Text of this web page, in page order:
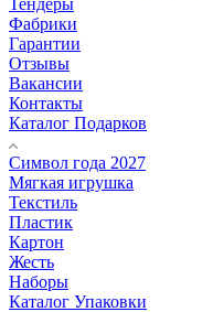
Фабрики
Гарантии
Отзывы
Вакансии
Контакты
Каталог Подарков
Символ года 2027
Мягкая игрушка
Текстиль
Пластик
Картон
Жесть
Наборы
Каталог Упаковки